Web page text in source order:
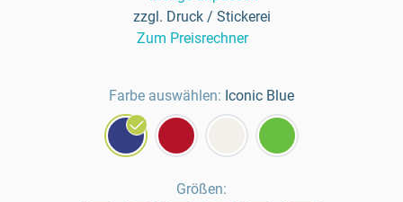
zzgl. Druck / Stickerei
Zum Preisrechner
Farbe auswählen: Iconic Blue
Größen: